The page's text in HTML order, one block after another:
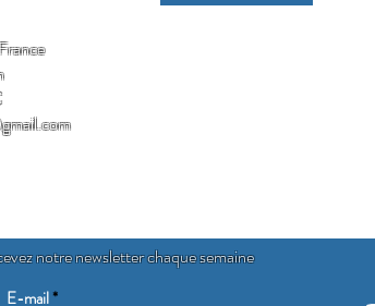
notre newsletter chaque semaine
E-mail